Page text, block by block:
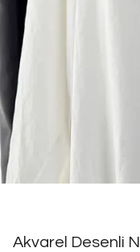
Akvarel Desenli